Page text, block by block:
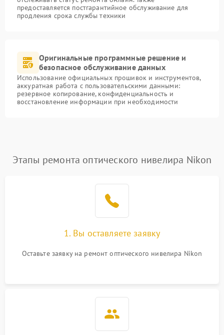
предоставляется постгарантийное обслуживание для
продления срока службы техники
Оригинальные программные решение и
безопасное обслуживание данных
Использование официальных прошивок и инструментов,
аккуратная работа с пользовательскими данными:
резервное копирование, конфиденциальность и
восстановление информации при необходимости
Этапы ремонта оптического нивелира Nikon
1. Вы оставляете заявку
Оставьте заявку на ремонт оптического нивелира Nikon